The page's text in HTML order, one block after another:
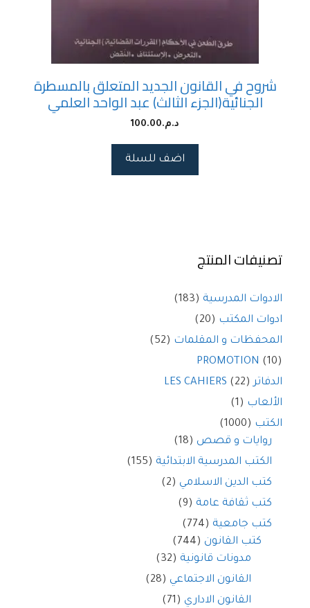
شروح في القانون الجديد المتعلق بالمسطرة
الجنائية(الجزء الثالث) عبد الواحد العلمي
د.م.100.00
اضف للسلة
تصنيفات المنتج
الادوات المدرسية (183)
ادوات المكتب (20)
المحفظات و المقلمات (52)
PROMOTION (10)
الدفاتر LES CAHIERS (22)
الألعاب (1)
الكتب (1000)
روايات و قصص (18)
الكتب المدرسية الابتدائية (155)
كتب الدين الاسلامي (2)
كتب ثقافة عامة (9)
كتب جامعية (774)
كتب القانون (744)
مدونات قانونية (32)
القانون الاجتماعي (28)
القانون الاداري (71)